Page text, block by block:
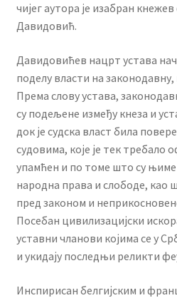
чијег аутора је изабран
Давидовић.
Давидовићев нацрт устава
поделу власти на
Према слову устава,
су подељене између кнеза и
док је судска власт била
судовима, које је тек требало
упамћен и по томе што су
народна права и слободе, као
пред законом и
Посебан цивилизацијски
уставни чланови којима се у
и укидају последњи реликти
Инспирисан белгијским и